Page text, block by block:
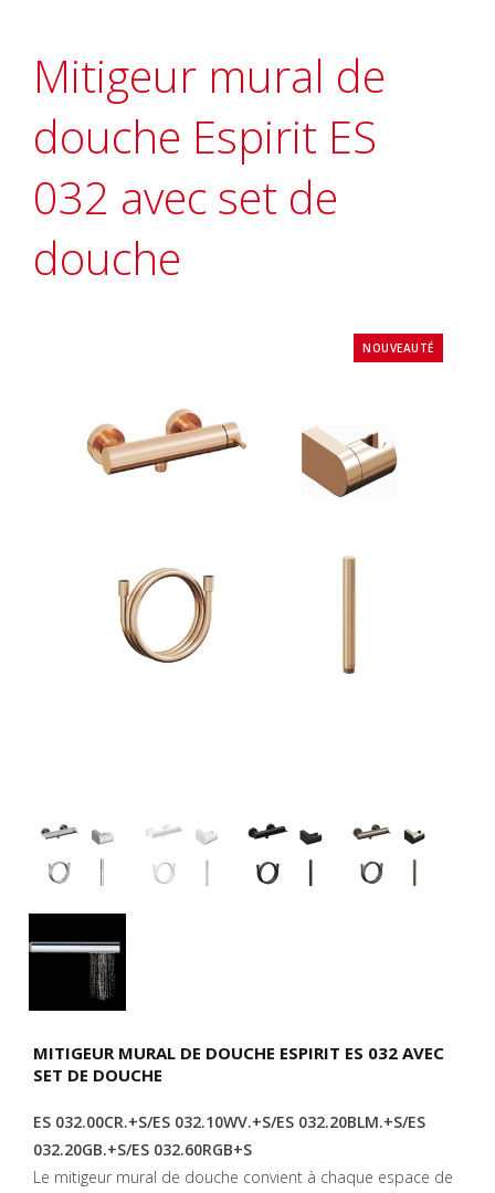
Mitigeur mural de
douche Espirit ES
032 avec set de
douche
NOUVEAUTÉ
MITIGEUR MURAL DE DOUCHE ESPIRIT ES 032 AVEC
SET DE DOUCHE
ES 032.00CR.+S/ES 032.10WV.+S/ES 032.20BLM.+S/ES
032.20GB.+S/ES 032.60RGB+S
Le mitigeur mural de douche convient à chaque espace de